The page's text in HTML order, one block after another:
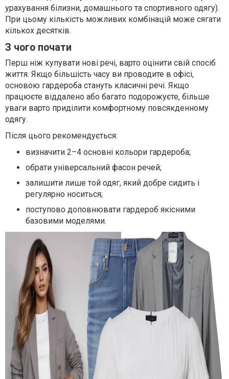
урахування білизни, домашнього та спортивного одягу).
При цьому кількість можливих комбінацій може сягати
кількох десятків.
З чого почати
Перш ніж купувати нові речі, варто оцінити свій спосіб
життя. Якщо більшість часу ви проводите в офісі,
основою гардероба стануть класичні речі. Якщо
працюєте віддалено або багато подорожуєте, більше
уваги варто приділити комфортному повсякденному
одягу.
Після цього рекомендується:
визначити 2–4 основні кольори гардероба;
обрати універсальний фасон речей;
залишити лише той одяг, який добре сидить і
регулярно носиться;
поступово доповнювати гардероб якісними
базовими моделями.